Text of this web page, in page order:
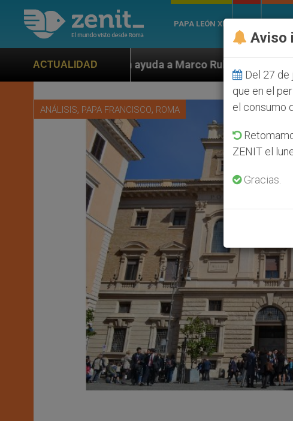
PAPA LEÓN XIV
ACTUALIDAD
ayuda a Marco Rubio ante persecución de colonos
ANÁLISIS, PAPA FRANCISCO, ROMA
Aviso
Del 27 de
que en el
el consumo
ZENIT el
Gracias.